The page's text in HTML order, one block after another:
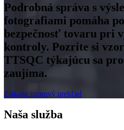
Podrobná správa s
fotografiami pomáha
bezpečnosť tovaru pri
kontroly. Pozrite si
TTSQC týkajúcu sa
zaujíma.
Získajte vzorový prehľad
Naša služba